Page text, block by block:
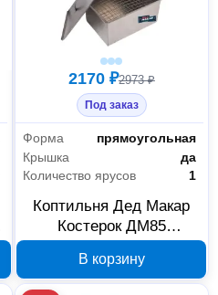
2170 ₽2973 ₽
Под заказ
Форма
прямоугольная
Крышка
да
Количество ярусов
1
Коптильня Дед Макар
Костерок ДМ85
00015034
В корзину